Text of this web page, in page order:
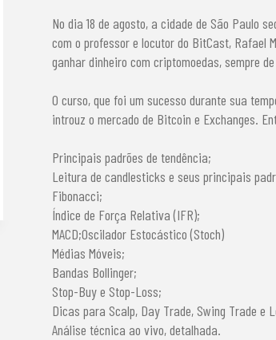
No dia 18 de agosto, a cidade de São Paulo
com o professor e locutor do BitCast, Rafael
ganhar dinheiro com criptomoedas, sempre
O curso, que foi um sucesso durante sua
introuz o mercado de Bitcoin e Exchanges.
Principais padrões de tendência;
Leitura de candlesticks e seus principais
Fibonacci;
Índice de Força Relativa (IFR);
MACD;Oscilador Estocástico (Stoch)
Médias Móveis;
Bandas Bollinger;
Stop-Buy e Stop-Loss;
Dicas para Scalp, Day Trade, Swing Trade e
Análise técnica ao vivo, detalhada.